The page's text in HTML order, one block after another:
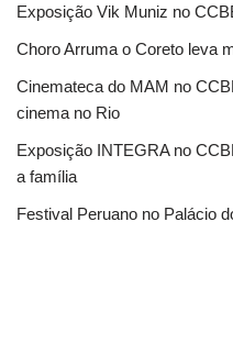
Exposição Vik Muniz no
Choro Arruma o Coreto leva
Cinemateca do MAM no
cinema no Rio
Exposição INTEGRA no
a família
Festival Peruano no Palácio